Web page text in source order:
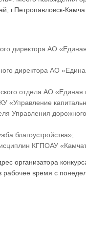
г.Петропавловск-
директора АО
директора АО
отдела АО «Единая
«Управление
Управления
благоустройства»;
КГПОАУ
организатора
время с